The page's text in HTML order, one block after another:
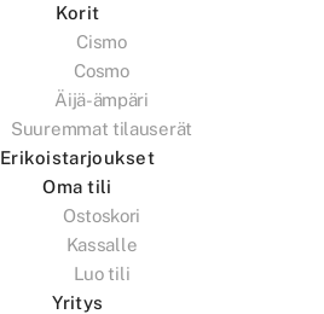
Korit
Cismo
Cosmo
Äijä-ämpäri
Suuremmat tilauserät
Erikoistarjoukset
Oma tili
Ostoskori
Kassalle
Luo tili
Yritys